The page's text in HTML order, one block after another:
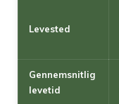
Levested
Gennemsnitlig
levetid